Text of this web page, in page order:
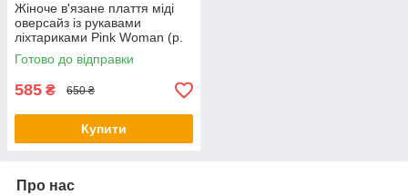
Жіноче в'язане плаття міді
оверсайз із рукавами
ліхтариками Pink Woman (р.
OS) 1035266r
Готово до відправки
585 ₴ 650 ₴
Купити
Про нас